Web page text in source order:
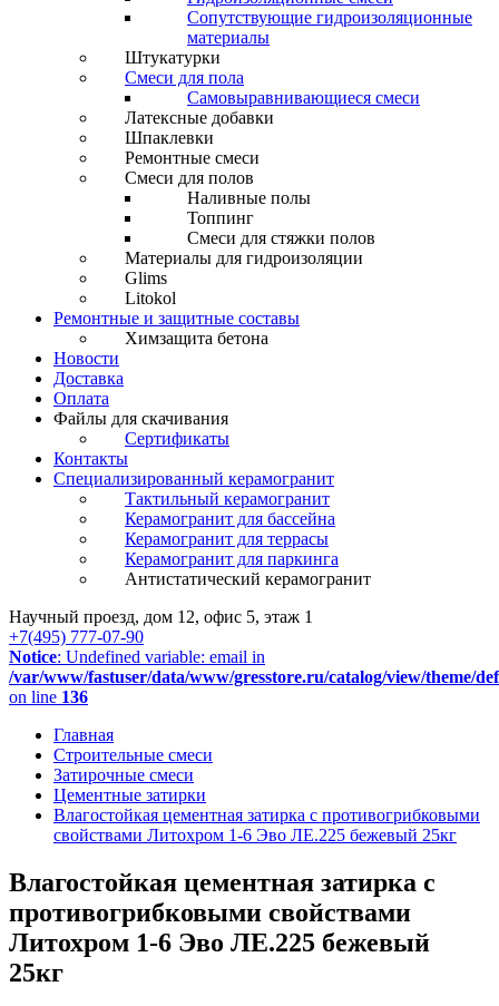
Сопутствующие гидроизоляционные
материалы
Штукатурки
Смеси для пола
Самовыравнивающиеся смеси
Латексные добавки
Шпаклевки
Ремонтные смеси
Смеси для полов
Наливные полы
Топпинг
Смеси для стяжки полов
Материалы для гидроизоляции
Glims
Litokol
Ремонтные и защитные составы
Химзащита бетона
Новости
Доставка
Оплата
Файлы для скачивания
Сертификаты
Контакты
Специализированный керамогранит
Тактильный керамогранит
Керамогранит для бассейна
Керамогранит для террасы
Керамогранит для паркинга
Антистатический керамогранит
Научный проезд, дом 12, офис 5, этаж 1
+7(495) 777-07-90
Notice: Undefined variable: email in
/var/www/fastuser/data/www/gresstore.ru/catalog/view/theme/
on line 136
Главная
Строительные смеси
Затирочные смеси
Цементные затирки
Влагостойкая цементная затирка с противогрибковыми
свойствами Литохром 1-6 Эво ЛЕ.225 бежевый 25кг
Влагостойкая цементная затирка с
противогрибковыми свойствами
Литохром 1-6 Эво ЛЕ.225 бежевый
25кг